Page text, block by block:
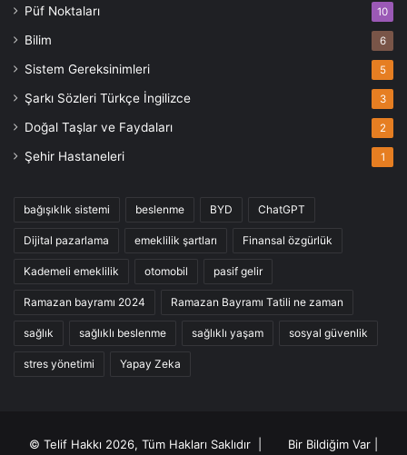
Püf Noktaları 10
Bilim 6
Sistem Gereksinimleri 5
Şarkı Sözleri Türkçe İngilizce 3
Doğal Taşlar ve Faydaları 2
Şehir Hastaneleri 1
bağışıklık sistemi beslenme BYD ChatGPT
Dijital pazarlama emeklilik şartları Finansal özgürlük
Kademeli emeklilik otomobil pasif gelir
Ramazan bayramı 2024 Ramazan Bayramı Tatili ne zaman
sağlık sağlıklı beslenme sağlıklı yaşam sosyal güvenlik
stres yönetimi Yapay Zeka
© Telif Hakkı 2026, Tüm Hakları Saklıdır | Bir Bildiğim Var